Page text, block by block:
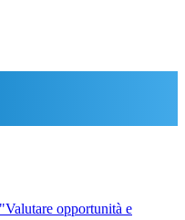
opportunità e